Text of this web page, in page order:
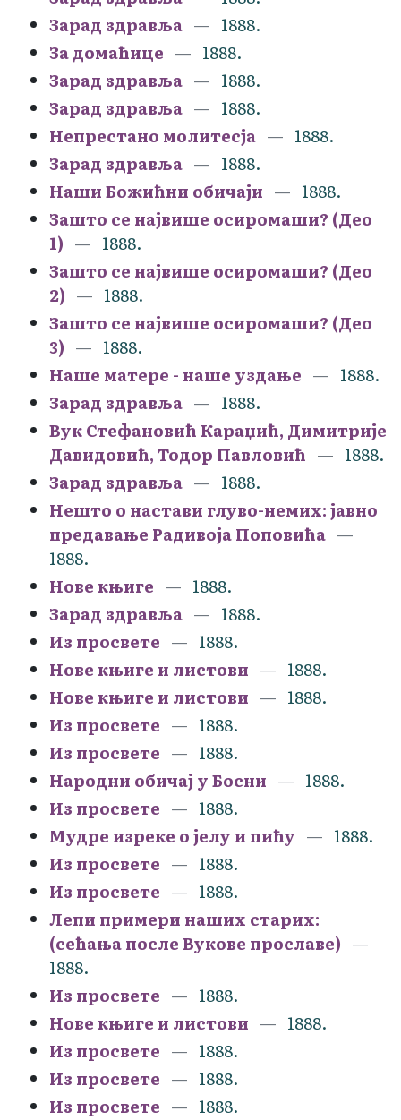
Зарад здравља
1888.
За домаћице
1888.
Зарад здравља
1888.
Зарад здравља
1888.
Непрестано молитесја
1888.
Зарад здравља
1888.
Наши Божићни обичаји
1888.
Зашто се највише осиромаши? (Део
1)
1888.
Зашто се највише осиромаши? (Део
2)
1888.
Зашто се највише осиромаши? (Део
3)
1888.
Наше матере - наше уздање
1888.
Зарад здравља
1888.
Вук Стефановић Караџић, Димитрије
Давидовић, Тодор Павловић
1888.
Зарад здравља
1888.
Нешто о настави глуво-немих: јавно
предавање Радивоја Поповића
1888.
Нове књиге
1888.
Зарад здравља
1888.
Из просвете
1888.
Нове књиге и листови
1888.
Нове књиге и листови
1888.
Из просвете
1888.
Из просвете
1888.
Народни обичај у Босни
1888.
Из просвете
1888.
Мудре изреке о јелу и пићу
1888.
Из просвете
1888.
Из просвете
1888.
Лепи примери наших старих:
(сећања после Вукове прославе)
1888.
Из просвете
1888.
Нове књиге и листови
1888.
Из просвете
1888.
Из просвете
1888.
Из просвете
1888.